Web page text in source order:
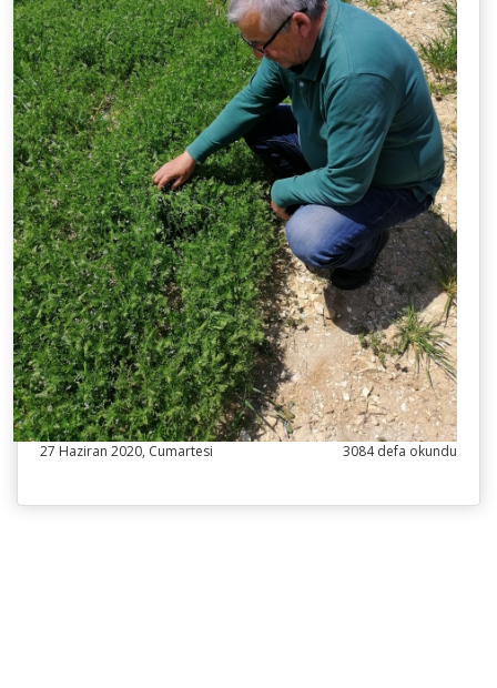
27 Haziran 2020, Cumartesi 3084 defa okundu